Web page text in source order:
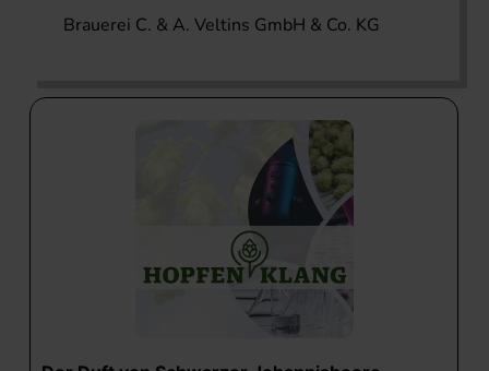
Brauerei C. & A. Veltins GmbH & Co. KG